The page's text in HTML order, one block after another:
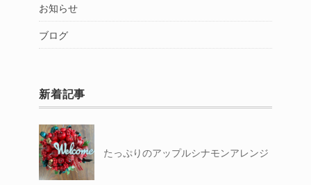
お知らせ
ブログ
新着記事
たっぷりのアップルシナモンアレンジ